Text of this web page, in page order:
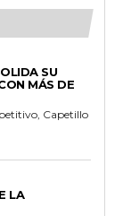
SU
MÁS DE
Capetillo
LA